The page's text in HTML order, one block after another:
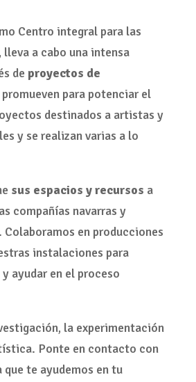
Centro integral para las
a cabo una intensa
de proyectos de
promueven para potenciar el
destinados a artistas y
y se realizan varias a lo
sus espacios y recursos a
compañías navarras y
en producciones
instalaciones para
ayudar en el proceso
la experimentación
Ponte en contacto con
que te ayudemos en tu